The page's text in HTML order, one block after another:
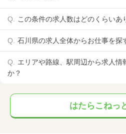
この条件の求人数はどのくらいあ
石川県の求人全体からお仕事を探
エリアや路線、駅周辺から求人情
か？
はたらこねっ